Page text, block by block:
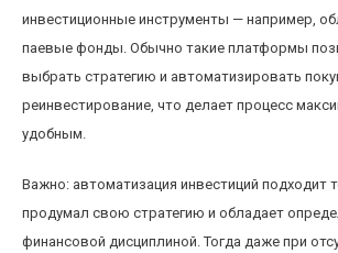
инвестиционные инструменты — например,
паевые фонды. Обычно такие платформы
выбрать стратегию и автоматизировать
реинвестирование, что делает процесс
удобным.
Важно: автоматизация инвестиций подходит
продумал свою стратегию и обладает
финансовой дисциплиной. Тогда даже при